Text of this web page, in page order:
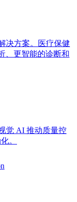
决方案。医疗保健
、更智能的诊断和
觉 AI 推动质量控
。